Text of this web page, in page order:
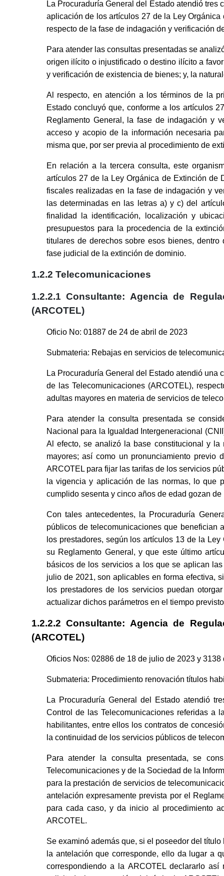
La Procuraduría General del Estado atendió
aplicación de los artículos 27 de la Ley
respecto de la fase de indagación y verificación
Para atender las consultas presentadas se
origen ilícito o injustificado o destino ilícito a
y verificación de existencia de bienes; y, la
Al respecto, en atención a los términos de la
Estado concluyó que, conforme a los artículos
Reglamento General, la fase de indagación y
acceso y acopio de la información necesaria
misma que, por ser previa al procedimiento de
En relación a la tercera consulta, este
artículos 27 de la Ley Orgánica de Extinción de
fiscales realizadas en la fase de indagación y
las determinadas en las letras a) y c) del
finalidad la identificación, localización y
presupuestos para la procedencia de la
titulares de derechos sobre esos bienes,
fase judicial de la extinción de dominio.
1.2.2 Telecomunicaciones
1.2.2.1 Consultante: Agencia de
(ARCOTEL)
Oficio No: 01887 de 24 de abril de 2023
Submateria: Rebajas en servicios de
La Procuraduría General del Estado atendió
de las Telecomunicaciones (ARCOTEL),
adultas mayores en materia de servicios de
Para atender la consulta presentada se
Nacional para la Igualdad Intergeneracional
Al efecto, se analizó la base constitucional y
mayores; así como un pronunciamiento
ARCOTEL para fijar las tarifas de los servicios
la vigencia y aplicación de las normas, lo que
cumplido sesenta y cinco años de edad gozan
Con tales antecedentes, la Procuraduría
públicos de telecomunicaciones que benefician
los prestadores, según los artículos 13 de la
su Reglamento General, y que este último
básicos de los servicios a los que se aplican
julio de 2021, son aplicables en forma efectiva,
los prestadores de los servicios puedan
actualizar dichos parámetros en el tiempo
1.2.2.2 Consultante: Agencia de
(ARCOTEL)
Oficios Nos: 02886 de 18 de julio de 2023 y 3138
Submateria: Procedimiento renovación títulos
La Procuraduría General del Estado atendió
Control de las Telecomunicaciones referidas a
habilitantes, entre ellos los contratos de
la continuidad de los servicios públicos de
Para atender la consulta presentada, se
Telecomunicaciones y de la Sociedad de la
para la prestación de servicios de
antelación expresamente prevista por el
para cada caso, y da inicio al procedimiento
ARCOTEL.
Se examinó además que, si el poseedor del
la antelación que corresponde, ello da lugar a
correspondiendo a la ARCOTEL declararlo